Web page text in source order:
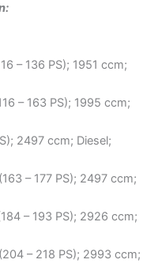
– 136 PS); 1951 ccm;
– 163 PS); 1995 ccm;
2497 ccm; Diesel;
– 177 PS); 2497 ccm;
– 193 PS); 2926 ccm;
– 218 PS); 2993 ccm;